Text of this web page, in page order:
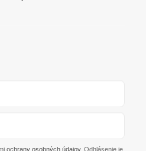
ochrany osobných údajov. Odhlásenie je